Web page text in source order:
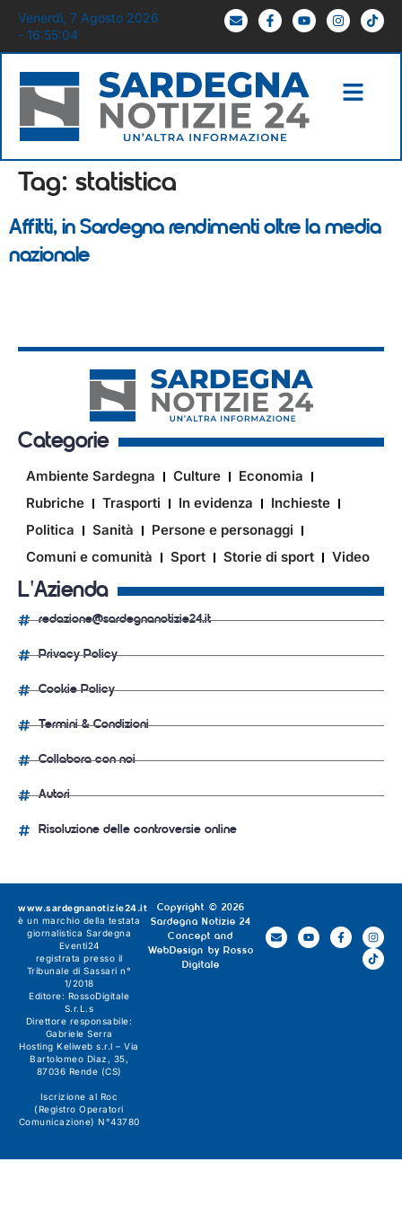
Venerdì, 7 Agosto 2026
- 16:55:04
Tag: statistica
Affitti, in Sardegna rendimenti oltre la media
nazionale
Categorie
Ambiente Sardegna Culture
Economia
Rubriche
Trasporti In evidenza
Inchieste
Politica
Sanità
Persone e personaggi
Comuni e comunità
Sport Storie di sport Video
L'Azienda
redazione@sardegnanotizie24.it
Privacy Policy
Cookie Policy
Termini & Condizioni
Collabora con noi
Autori
Risoluzione delle controversie online
Copyright © 2026
Sardegna Notizie 24
Concept and
WebDesign by Rosso
Digitale
www.sardegnanotizie24.it
è un marchio della testata
giornalistica Sardegna
Eventi24
registrata presso il
Tribunale di Sassari n°
1/2018
Editore: RossoDigitale
S.r.L.s
Direttore responsabile:
Gabriele Serra
Hosting Keliweb s.r.l – Via
Bartolomeo Diaz, 35,
87036 Rende (CS)
Iscrizione al Roc
(Registro Operatori
Comunicazione) N°43780